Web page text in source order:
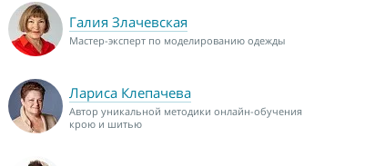
Галия Злачевская
Мастер-эксперт по моделированию одежды
Лариса Клепачева
Автор уникальной методики онлайн-обучения
крою и шитью